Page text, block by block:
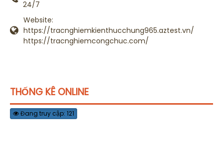
24/7
Website:
https://tracnghiemkienthucchung965.aztest.vn/
https://tracnghiemcongchuc.com/
THỐNG KÊ ONLINE
Đang truy cập: 121